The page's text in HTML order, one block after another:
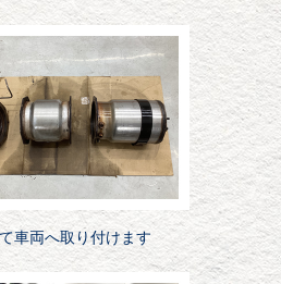
車両へ取り付けます